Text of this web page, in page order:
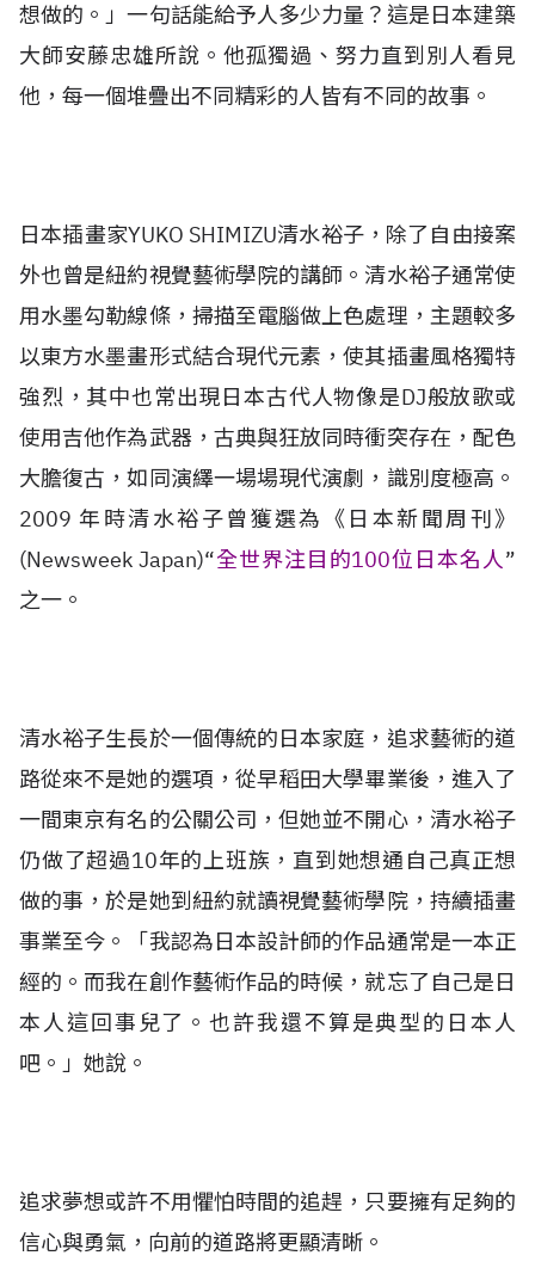
想做的。」一句話能給予人多少力量？這是日本建築
大師安藤忠雄所說。他孤獨過、努力直到別人看見
他，每一個堆疊出不同精彩的人皆有不同的故事。
日本插畫家YUKO SHIMIZU清水裕子，除了自由接案
外也曾是紐約視覺藝術學院的講師。清水裕子通常使
用水墨勾勒線條，掃描至電腦做上色處理，主題較多
以東方水墨畫形式結合現代元素，使其插畫風格獨特
強烈，其中也常出現日本古代人物像是DJ般放歌或
使用吉他作為武器，古典與狂放同時衝突存在，配色
大膽復古，如同演繹一場場現代演劇，識別度極高。
2009 年時清水裕子曾獲選為《日本新聞周刊》
(Newsweek Japan)“全世界注目的100位日本名人”
之一。
清水裕子生長於一個傳統的日本家庭，追求藝術的道
路從來不是她的選項，從早稻田大學畢業後，進入了
一間東京有名的公關公司，但她並不開心，清水裕子
仍做了超過10年的上班族，直到她想通自己真正想
做的事，於是她到紐約就讀視覺藝術學院，持續插畫
事業至今。「我認為日本設計師的作品通常是一本正
經的。而我在創作藝術作品的時候，就忘了自己是日
本人這回事兒了。也許我還不算是典型的日本人
吧。」她說。
追求夢想或許不用懼怕時間的追趕，只要擁有足夠的
信心與勇氣，向前的道路將更顯清晰。